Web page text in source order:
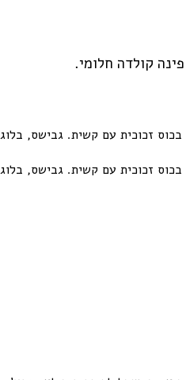
קולדה חלומי.